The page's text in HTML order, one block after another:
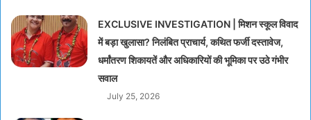
EXCLUSIVE INVESTIGATION | मिशन स्कूल विवाद
में बड़ा खुलासा? निलंबित प्राचार्य, कथित फर्जी दस्तावेज,
धर्मांतरण शिकायतें और अधिकारियों की भूमिका पर उठे गंभीर
सवाल
July 25, 2026